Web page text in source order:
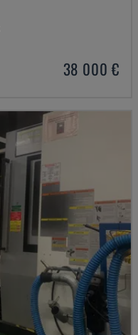
38 000 €